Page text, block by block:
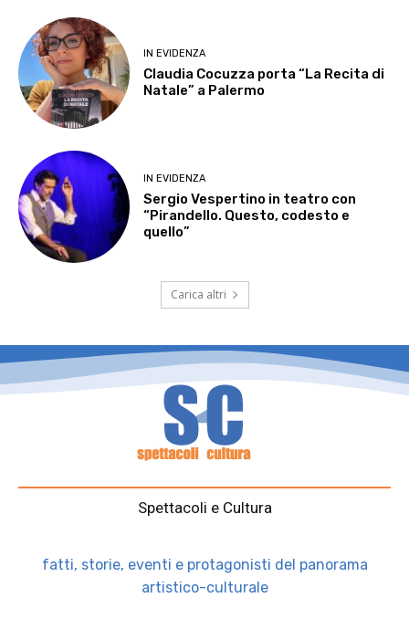
IN EVIDENZA
Claudia Cocuzza porta “La Recita di
Natale” a Palermo
IN EVIDENZA
Sergio Vespertino in teatro con
“Pirandello. Questo, codesto e
quello”
Carica altri
Spettacoli e Cultura
fatti, storie, eventi e protagonisti del panorama
artistico-culturale